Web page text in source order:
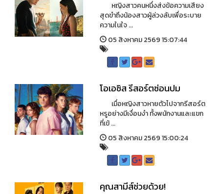
หญิงสาวคนหนึ่งส่งข้อความเสียง
สุดขำถึงน้องสาวผู้ล่วงลับเพื่อระบาย
ความในใจ ...
05 สิงหาคม 2569 15:07:44
โอเอซิส รีสอร์ตซ่อนปม
เมื่อหญิงสาวหายตัวไปจากรีสอร์ต
หรูอย่างมีเงื่อนงำ ทั้งพนักงานและแขก
ที่เข้ ...
05 สิงหาคม 2569 15:00:24
คุณสามีส์ช่วยด้วย!